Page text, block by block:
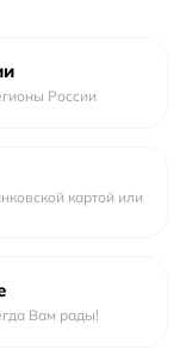
России
картой или
Вам рады!